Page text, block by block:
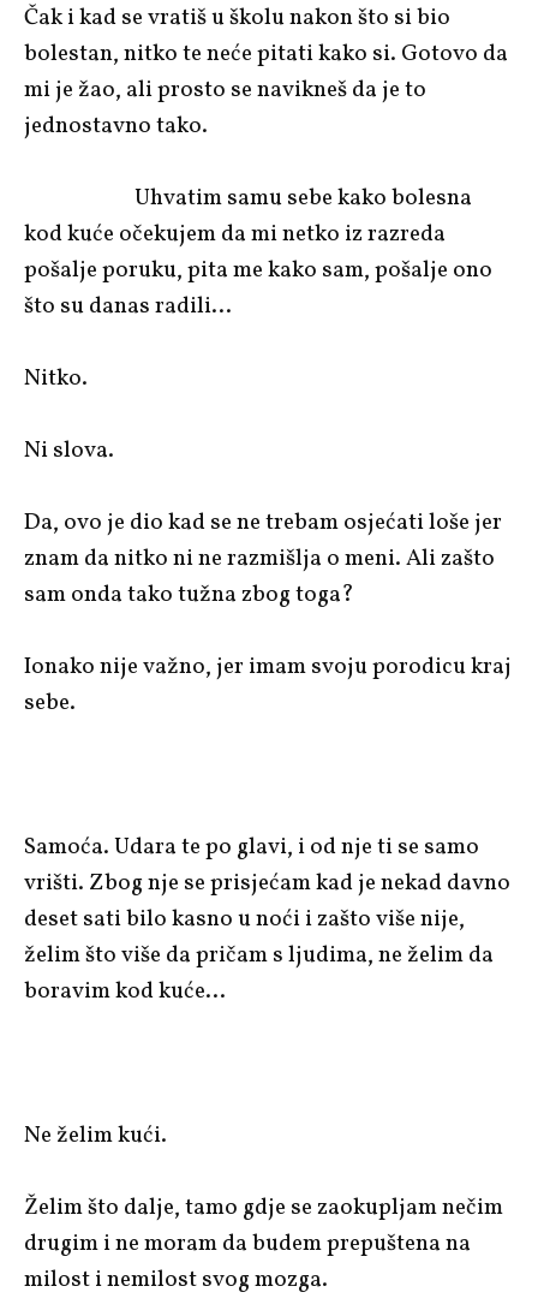
Čak i kad se vratiš u školu nakon što si bio
bolestan, nitko te neće pitati kako si. Gotovo da
mi je žao, ali prosto se navikneš da je to
jednostavno tako.
Uhvatim samu sebe kako bolesna
kod kuće očekujem da mi netko iz razreda
pošalje poruku, pita me kako sam, pošalje ono
što su danas radili…
Nitko.
Ni slova.
Da, ovo je dio kad se ne trebam osjećati loše jer
znam da nitko ni ne razmišlja o meni. Ali zašto
sam onda tako tužna zbog toga?
Ionako nije važno, jer imam svoju porodicu kraj
sebe.
Samoća. Udara te po glavi, i od nje ti se samo
vrišti. Zbog nje se prisjećam kad je nekad davno
deset sati bilo kasno u noći i zašto više nije,
želim što više da pričam s ljudima, ne želim da
boravim kod kuće…
Ne želim kući.
Želim što dalje, tamo gdje se zaokupljam nečim
drugim i ne moram da budem prepuštena na
milost i nemilost svog mozga.